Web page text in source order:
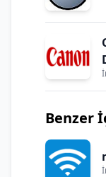
Benzer